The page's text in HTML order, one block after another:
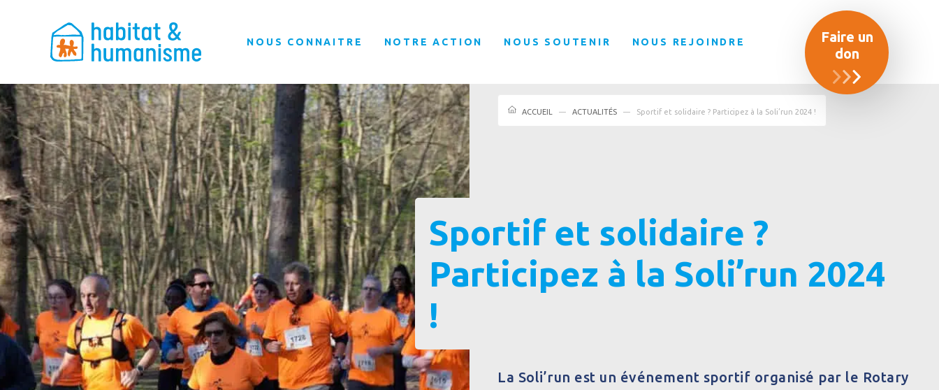
NOUS CONNAITRE NOTRE ACTION NOUS SOUTENIR NOUS REJOINDRE
Faire un
don
ACCUEIL ACTUALITÉS Sportif et solidaire ? Participez à la Soli’run 2024 !
Sportif et solidaire ?
Participez à la Soli’run 2024
!
La Soli’run est un événement sportif organisé par le Rotary